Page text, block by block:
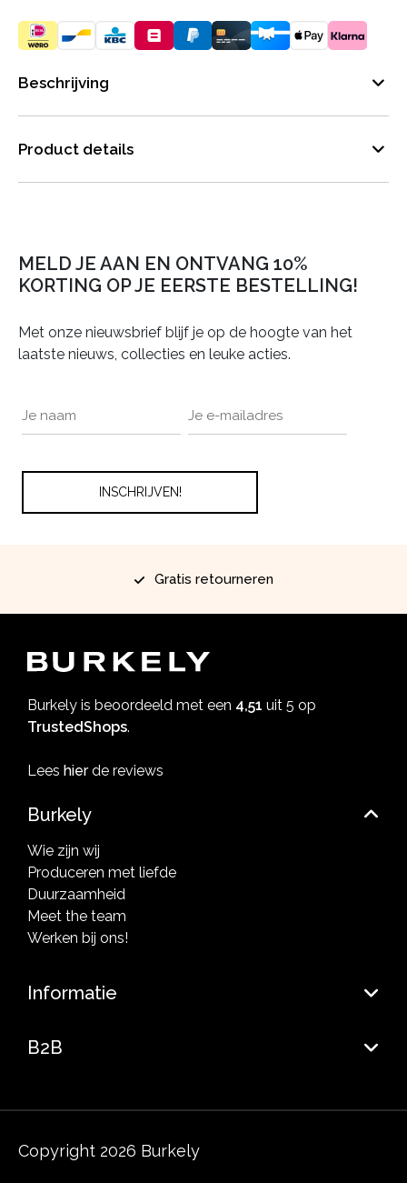
Beschrijving
Product details
MELD JE AAN EN ONTVANG 10%
KORTING OP JE EERSTE BESTELLING!
Met onze nieuwsbrief blijf je op de hoogte van het
laatste nieuws, collecties en leuke acties.
Gratis retourneren
Burkely is beoordeeld met een 4,51 uit 5 op
TrustedShops.
Lees hierde reviews
Burkely
Wie zijn wij
Produceren met liefde
Duurzaamheid
Meet the team
Werken bij ons!
Informatie
B2B
Copyright 2026 Burkely